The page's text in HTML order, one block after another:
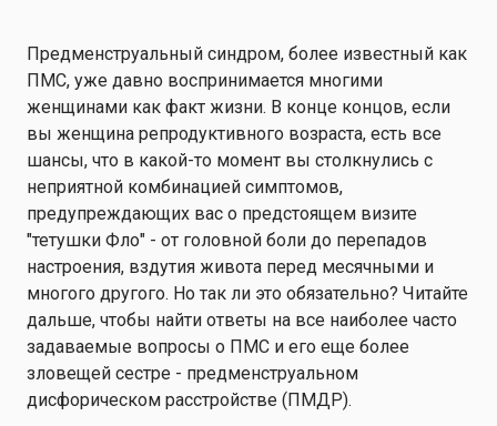
Предменструальный синдром, более известный как
ПМС, уже давно воспринимается многими
женщинами как факт жизни. В конце концов, если
вы женщина репродуктивного возраста, есть все
шансы, что в какой-то момент вы столкнулись с
неприятной комбинацией симптомов,
предупреждающих вас о предстоящем визите
"тетушки Фло" - от головной боли до перепадов
настроения, вздутия живота перед месячными и
многого другого. Но так ли это обязательно? Читайте
дальше, чтобы найти ответы на все наиболее часто
задаваемые вопросы о ПМС и его еще более
зловещей сестре - предменструальном
дисфорическом расстройстве (ПМДР).